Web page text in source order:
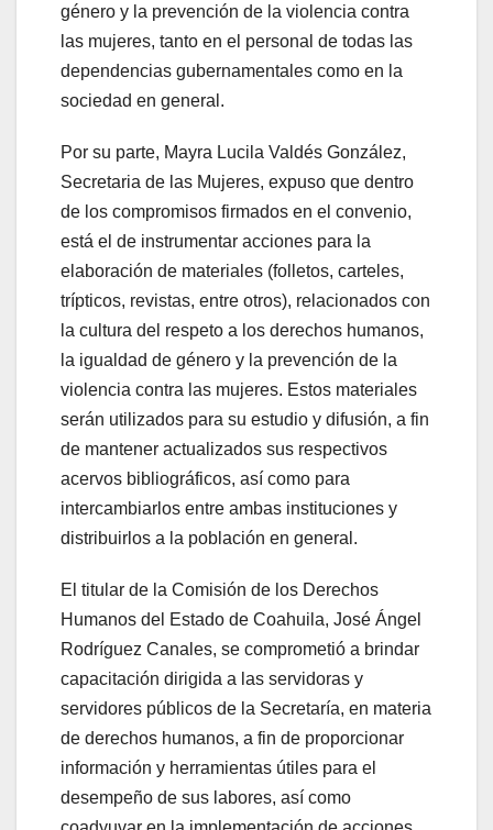
género y la prevención de la violencia contra
las mujeres, tanto en el personal de todas las
dependencias gubernamentales como en la
sociedad en general.
Por su parte, Mayra Lucila Valdés González,
Secretaria de las Mujeres, expuso que dentro
de los compromisos firmados en el convenio,
está el de instrumentar acciones para la
elaboración de materiales (folletos, carteles,
trípticos, revistas, entre otros), relacionados con
la cultura del respeto a los derechos humanos,
la igualdad de género y la prevención de la
violencia contra las mujeres. Estos materiales
serán utilizados para su estudio y difusión, a fin
de mantener actualizados sus respectivos
acervos bibliográficos, así como para
intercambiarlos entre ambas instituciones y
distribuirlos a la población en general.
El titular de la Comisión de los Derechos
Humanos del Estado de Coahuila, José Ángel
Rodríguez Canales, se comprometió a brindar
capacitación dirigida a las servidoras y
servidores públicos de la Secretaría, en materia
de derechos humanos, a fin de proporcionar
información y herramientas útiles para el
desempeño de sus labores, así como